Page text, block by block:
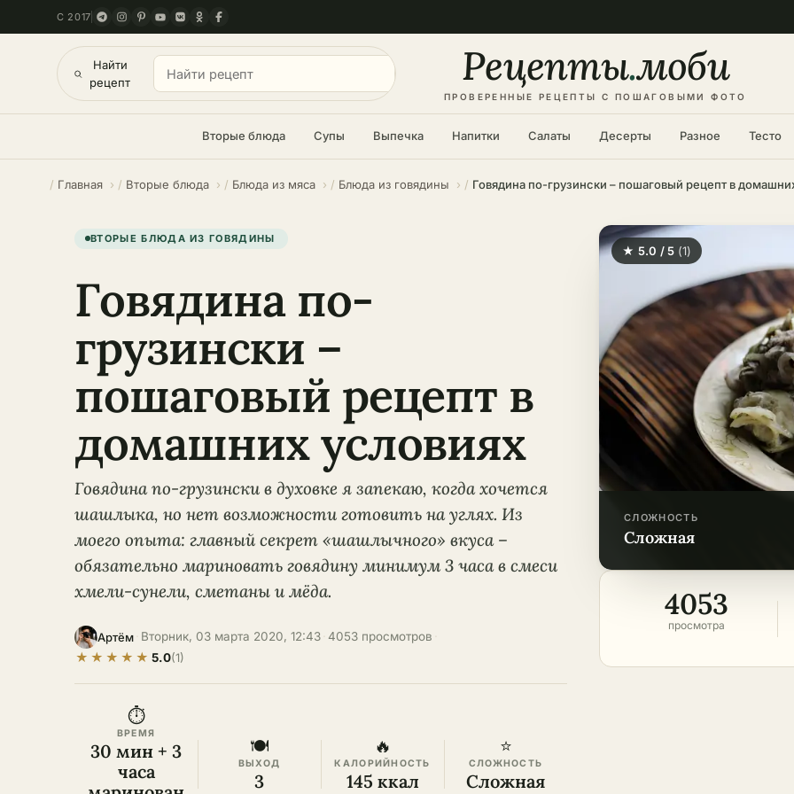
С 2017
Найти
рецепт
Рецепты.моби
ПРОВЕРЕННЫЕ РЕЦЕПТЫ С ПОШАГОВЫМИ ФОТО
Вторые блюда Супы Выпечка Напитки Салаты Десерты Разное Тесто
Главная Вторые блюда Блюда из мяса Блюда из говядины
★ 5.0 / 5 (1)
СЛОЖНОСТЬ
сложная
4053
просмотра
ВТОРЫЕ БЛЮДА ИЗ ГОВЯДИНЫ
Говядина по-
грузински –
пошаговый рецепт в
домашних условиях
Говядина по-грузински в духовке я запекаю, когда хочется
шашлыка, но нет возможности готовить на углях. Из
моего опыта: главный секрет «шашлычного» вкуса –
обязательно мариновать говядину минимум 3 часа в смеси
хмели-сунели, сметаны и мёда.
Артём Вторник, 03 марта 2020, 12:43 4053 просмотров
★ ★ ★ ★ ★ 5.0(1)
⏱
ВРЕМЯ
30 мин + 3
часа
🍽
ВЫХОД
3
🔥
КАЛОРИЙНОСТЬ
145 ккал
⭐
СЛОЖНОСТЬ
Сложная